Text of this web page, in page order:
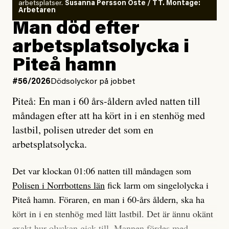
Vem är det som Dagens ETC skriver för?
Vad betyder det att vara en röd, grön och oberoende
tidning?
Vad är bra journalistik?
Ett försök till korta svar som jag hoppas kan förtydliga
för Kuhn och Sassarinis-McGowan och andra hur jag
som chefredaktör ser på Dagens ETC:s uppdrag och
roll.
Vi skriver för våra läsare som vill bli informerade,
överraskade, bekräftade, utmanade – och som kräver
att vi granskar allt och alla.
så säger jag tvärtemot.
Jag lärde mig renovera
enligt uråldrig metod
och lade min sista ungdom
på att laga en gammal bod.
Jag sökte ljuset och meningen,
efter det som var rent, rätt och sant,
och aldrig såg jag det klarare än
när jag ombord på bussen hjälpte en tant.
#23/2026Intervjun
Jesper Lundby: ”Livet i sig
är ganska politiskt”
arbetsplatser. Susanna Persson Öste / TT. Montage:
Arbetaren
Man död efter
arbetsplatsolycka i
Piteå hamn
#56/2026Dödsolyckor på jobbet
Piteå: En man i 60 års-åldern avled natten till
måndagen efter att ha kört in i en stenhög med
lastbil, polisen utreder det som en
arbetsplatsolycka.
Det var klockan 01:06 natten till måndagen som
Polisen i Norrbottens län fick larm om singelolycka i
Piteå hamn. Föraren, en man i 60-års åldern, ska ha
kört in i en stenhög med lätt lastbil. Det är ännu okänt